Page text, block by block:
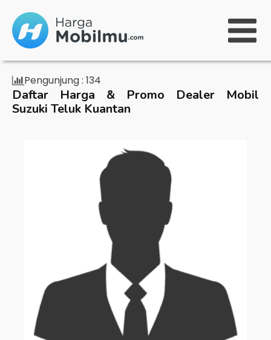
Pengunjung : 134
Daftar Harga & Promo Dealer Mobil
Suzuki Teluk Kuantan